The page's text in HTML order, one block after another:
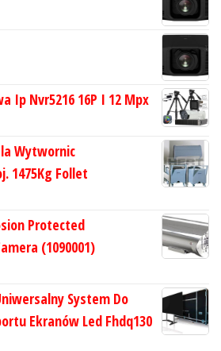
Ip Nvr5216 16P I 12 Mpx
Wytwornic
1475Kg Follet
Protected
(1090001)
System Do
Ekranów Led Fhdq130